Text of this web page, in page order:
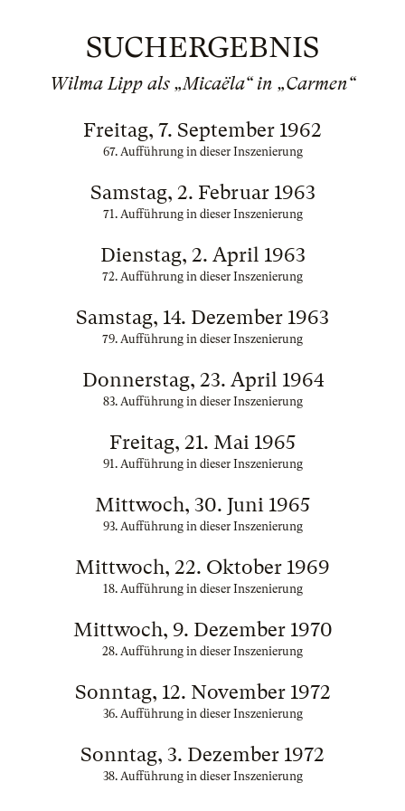
SUCHERGEBNIS
Wilma Lipp als „Micaëla“ in „Carmen“
Freitag, 7. September 1962
67. Aufführung in dieser Inszenierung
Samstag, 2. Februar 1963
71. Aufführung in dieser Inszenierung
Dienstag, 2. April 1963
72. Aufführung in dieser Inszenierung
Samstag, 14. Dezember 1963
79. Aufführung in dieser Inszenierung
Donnerstag, 23. April 1964
83. Aufführung in dieser Inszenierung
Freitag, 21. Mai 1965
91. Aufführung in dieser Inszenierung
Mittwoch, 30. Juni 1965
93. Aufführung in dieser Inszenierung
Mittwoch, 22. Oktober 1969
18. Aufführung in dieser Inszenierung
Mittwoch, 9. Dezember 1970
28. Aufführung in dieser Inszenierung
Sonntag, 12. November 1972
36. Aufführung in dieser Inszenierung
Sonntag, 3. Dezember 1972
38. Aufführung in dieser Inszenierung